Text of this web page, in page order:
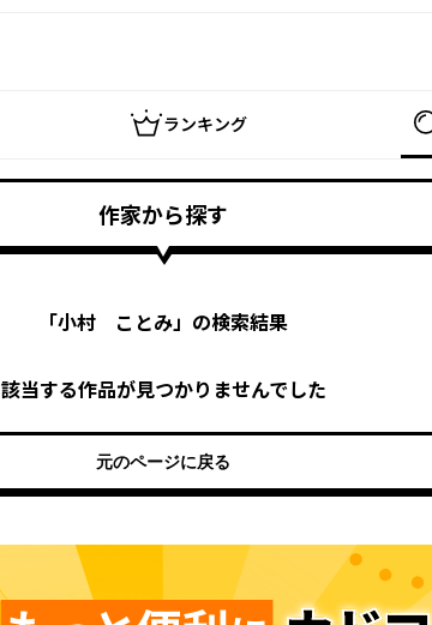
ランキング
作家から探す
「小村 ことみ」の検索結果
該当する作品が見つかりませんでした
元のページに戻る